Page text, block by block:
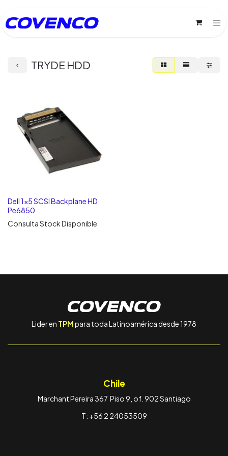
TRYDE HDD
Dell 1x5 SCSI Backplane HD
Pe6850
Consulta Stock Disponible
Lider en TPMpara toda Latinoamérica desde 1978
Chile
Marchant Pereira 367 Piso 9, of. 902 Santiago
T: +56 2 24053509